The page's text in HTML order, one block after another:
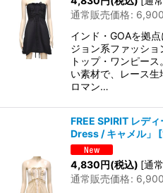
通常販売価格: 6,900
インド・GOAを拠
ジョン系ファッシ
トップ・ワンピー
い素材で、レース
ロマン…
FREE SPIRIT レデ
Dress / キャメル」
[
4,830円(税込) [通
通常販売価格: 6,900